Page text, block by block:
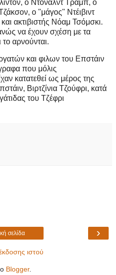
ο Ντόναλντ Τραμπ, ο
ο "μάγος" Ντέιβιντ
ακτιβιστής Νόαμ Τσόμσκι.
να έχουν σχέση με τα
το αρνούνται.
και φιλων του Επστάιν
που μόλις
κατατεθεί ως μέρος της
Βιρτζίνια Τζούφρι, κατά
του Τζέφρι
›
σελίδα
ιστού
Blogger.